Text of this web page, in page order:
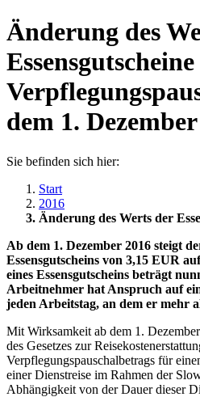
Änderung des
dem 1.
Sie befinden sich hier:
Start
2016
Änderung des Werts der
Ab dem 1. Dezember 2016 steigt
Essensgutscheins von 3,15 EUR
eines Essensgutscheins beträgt
Arbeitnehmer hat Anspruch auf
jeden Arbeitstag, an dem er mehr
Mit Wirksamkeit ab dem 1.
des Gesetzes zur
Verpflegungspauschalbetrags für
einer Dienstreise im Rahmen der
Abhängigkeit von der Dauer dieser